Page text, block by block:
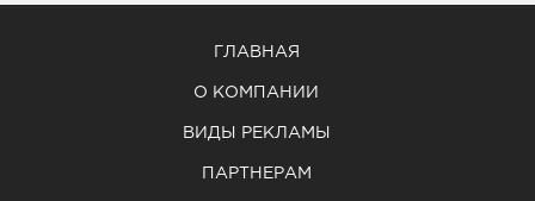
ГЛАВНАЯ
О КОМПАНИИ
ВИДЫ РЕКЛАМЫ
ПАРТНЕРАМ